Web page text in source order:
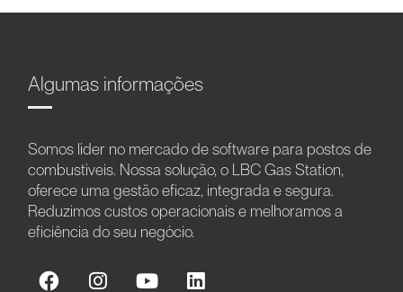
Algumas informações
Somos líder no mercado de software para postos de
combustíveis. Nossa solução, o LBC Gas Station,
oferece uma gestão eficaz, integrada e segura.
Reduzimos custos operacionais e melhoramos a
eficiência do seu negócio.